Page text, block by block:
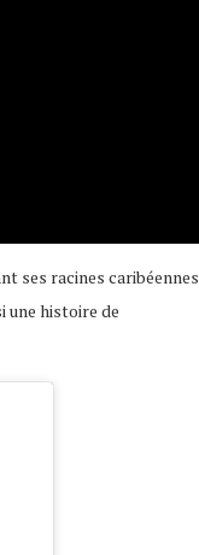
ses racines caribéennes
une histoire de